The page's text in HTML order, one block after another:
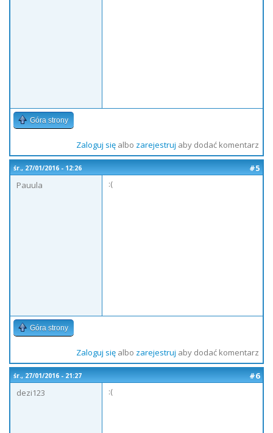
Góra strony
Zaloguj sięalbo zarejestruj aby dodać komentarz
śr., 27/01/2016 - 12:26
#5
Pauula
:(
Góra strony
Zaloguj sięalbo zarejestruj aby dodać komentarz
śr., 27/01/2016 - 21:27
#6
dezi123
:(